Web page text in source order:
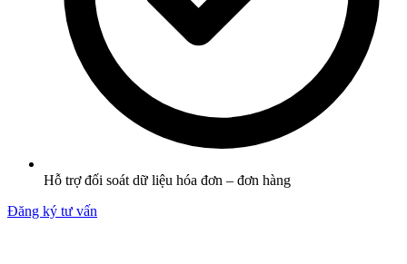
Hỗ trợ đối soát dữ liệu hóa đơn – đơn hàng
Đăng ký tư vấn